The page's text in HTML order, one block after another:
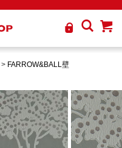
> FARROW&BALL壁